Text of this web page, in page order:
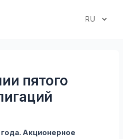
Выбрать
пятого
Акционерное